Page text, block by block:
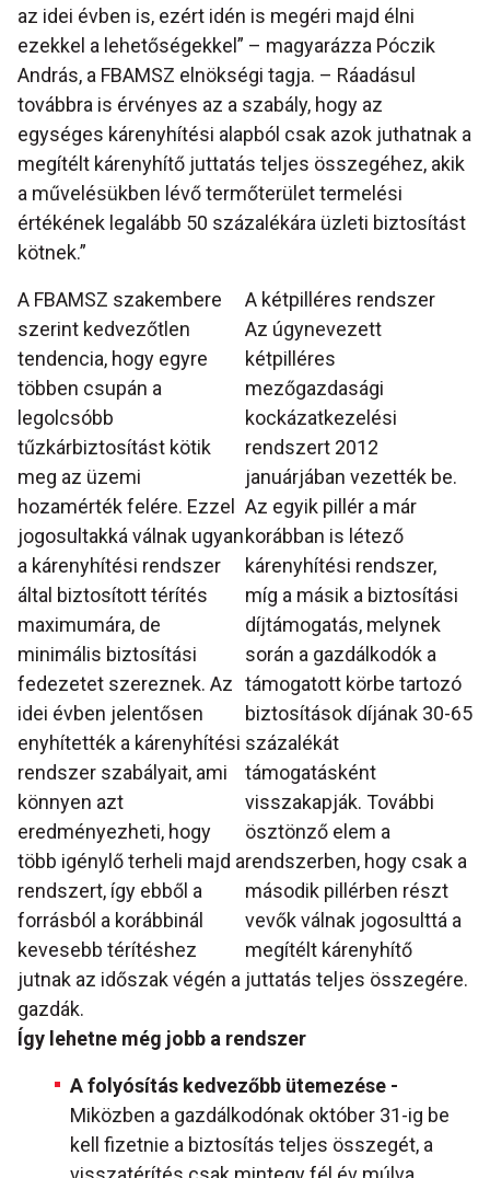
az idei évben is, ezért idén is megéri majd élni
ezekkel a lehetőségekkel” – magyarázza Póczik
András, a FBAMSZ elnökségi tagja. – Ráadásul
továbbra is érvényes az a szabály, hogy az
egységes kárenyhítési alapból csak azok juthatnak a
megítélt kárenyhítő juttatás teljes összegéhez, akik
a művelésükben lévő termőterület termelési
értékének legalább 50 százalékára üzleti biztosítást
kötnek.”
A kétpilléres rendszer
Az úgynevezett
kétpilléres
mezőgazdasági
kockázatkezelési
rendszert 2012
januárjában vezették be.
Az egyik pillér a már
korábban is létező
kárenyhítési rendszer,
míg a másik a biztosítási
díjtámogatás, melynek
során a gazdálkodók a
támogatott körbe tartozó
biztosítások díjának 30-65
százalékát
támogatásként
visszakapják. További
ösztönző elem a
rendszerben, hogy csak a
második pillérben részt
vevők válnak jogosulttá a
megítélt kárenyhítő
juttatás teljes összegére.
A FBAMSZ szakembere
szerint kedvezőtlen
tendencia, hogy egyre
többen csupán a
legolcsóbb
tűzkárbiztosítást kötik
meg az üzemi
hozamérték felére. Ezzel
jogosultakká válnak ugyan
a kárenyhítési rendszer
által biztosított térítés
maximumára, de
minimális biztosítási
fedezetet szereznek. Az
idei évben jelentősen
enyhítették a kárenyhítési
rendszer szabályait, ami
könnyen azt
eredményezheti, hogy
több igénylő terheli majd a
rendszert, így ebből a
forrásból a korábbinál
kevesebb térítéshez
jutnak az időszak végén a
gazdák.
Így lehetne még jobb a rendszer
A folyósítás kedvezőbb ütemezése -
Miközben a gazdálkodónak október 31-ig be
kell fizetnie a biztosítás teljes összegét, a